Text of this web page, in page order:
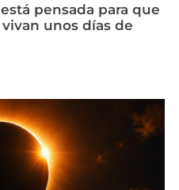
pensada para que
unos días de